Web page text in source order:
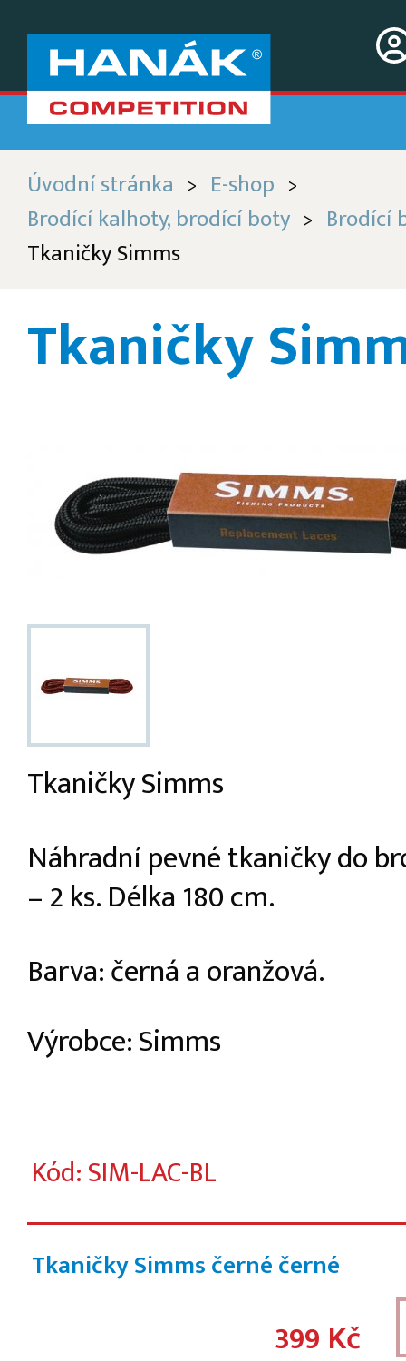
Úvodní stránka > E-shop >
Brodící kalhoty, brodící boty > Brodící
Tkaničky Simms
Tkaničky
Tkaničky Simms
Náhradní pevné tkaničky do
– 2 ks. Délka 180 cm.
Barva: černá a oranžová.
Výrobce: Simms
Kód: SIM-LAC-BL
Tkaničky Simms černéčerné
399 Kč